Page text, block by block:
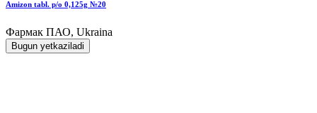
Amizon tabl. p/o 0,125g №20
Фармак ПАО, Ukraina
Bugun yetkaziladi